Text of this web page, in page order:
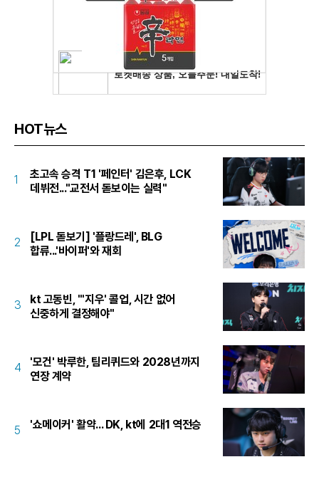
HOT뉴스
1
초고속 승격 T1 '페인터' 김은후, LCK
데뷔전..."교전서 돋보이는 실력"
2
[LPL 돋보기] '플랑드레', BLG
합류...'바이퍼'와 재회
3
kt 고동빈, "'지우' 콜업, 시간 없어
신중하게 결정해야"
4
'모건' 박루한, 팀리퀴드와 2028년까지
연장 계약
5 '쇼메이커' 활약... DK, kt에 2대1 역전승